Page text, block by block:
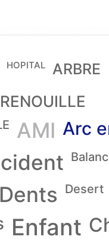
HOPITAL ARBRE
AMI Arc
Dents Desert
Enfant